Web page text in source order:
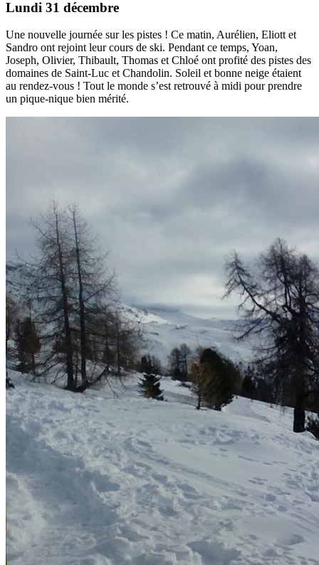
Lundi 31 décembre
Une nouvelle journée sur les pistes ! Ce matin, Aurélien, Eliott et
Sandro ont rejoint leur cours de ski. Pendant ce temps, Yoan,
Joseph, Olivier, Thibault, Thomas et Chloé ont profité des pistes des
domaines de Saint-Luc et Chandolin. Soleil et bonne neige étaient
au rendez-vous ! Tout le monde s’est retrouvé à midi pour prendre
un pique-nique bien mérité.